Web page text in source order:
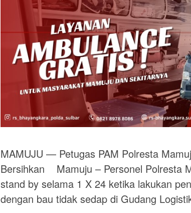
MAMUJU — Petugas PAM Polresta
Bersihkan Mamuju – Personel Polresta
stand by selama 1 X 24 ketika lakukan
dengan bau tidak sedap di Gudang